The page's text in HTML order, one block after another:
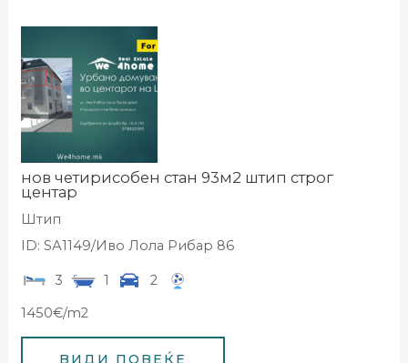
нов четирисобен стан 93м2 штип строг
центар
Штип
ID: SА1149/Иво Лола Рибар 86
3 1 2
1450€/m2